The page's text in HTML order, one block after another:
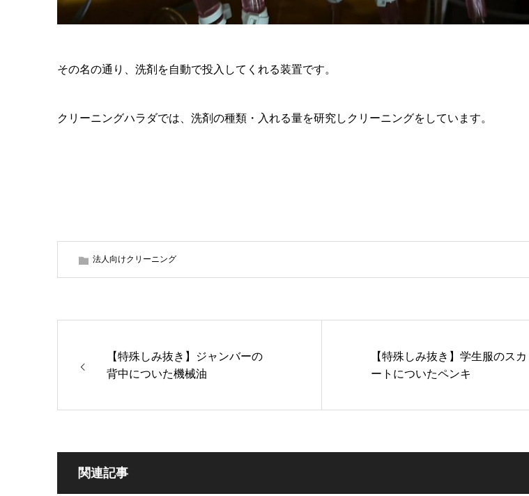
その名の通り、洗剤を自動で投入してくれる装置です。
クリーニングハラダでは、洗剤の種類・入れる量を研究しクリーニングをしています。
法人向けクリーニング
【特殊しみ抜き】ジャンバーの
背中についた機械油
【特殊しみ抜き】学生服のスカ
ートについたペンキ
関連記事